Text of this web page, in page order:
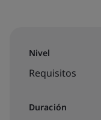
Nivel
Requisitos
Duración